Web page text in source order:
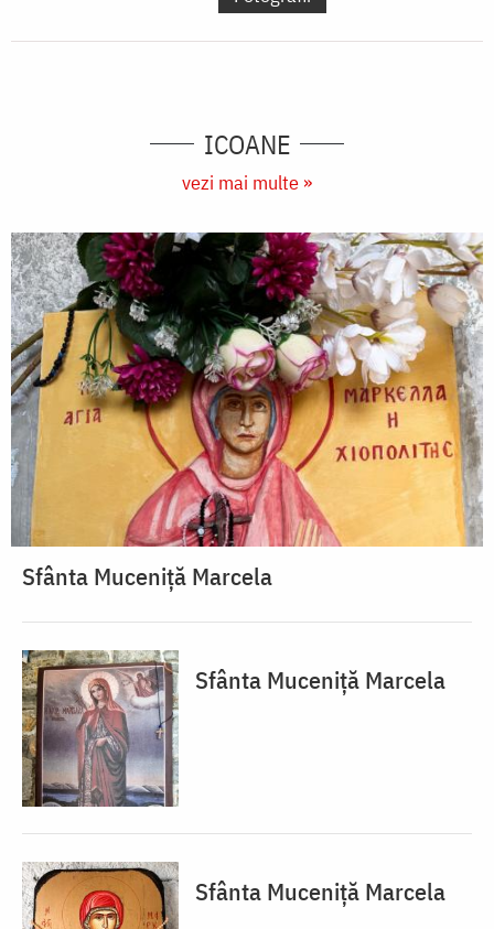
ICOANE
vezi mai multe »
Sfânta Muceniță Marcela
Sfânta Muceniță Marcela
Sfânta Muceniță Marcela